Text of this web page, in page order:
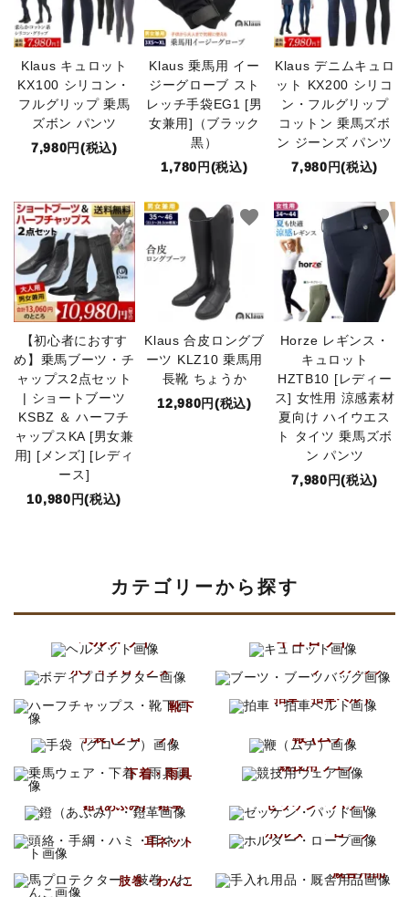
Klaus キュロット
KX100 シリコン・
フルグリップ 乗馬
ズボン パンツ
7,980円(税込)
Klaus 乗馬用 イー
ジーグローブ スト
レッチ手袋EG1 [男
女兼用]（ブラック
黒）
1,780円(税込)
Klaus デニムキュロ
ット KX200 シリコ
ン・フルグリップ
コットン 乗馬ズボ
ン ジーンズ パンツ
7,980円(税込)
【初心者におすす
め】乗馬ブーツ・チ
ャップス2点セット
| ショートブーツ
KSBZ ＆ ハーフチ
ャップスKA [男女兼
用] [メンズ] [レディ
ース]
10,980円(税込)
favorite
Klaus 合皮ロングブ
ーツ KLZ10 乗馬用
長靴 ちょうか
12,980円(税込)
favorite
Horze レギンス・
キュロット
HZTB10 [レディー
ス] 女性用 涼感素材
夏向け ハイウエス
ト タイツ 乗馬ズボ
ン パンツ
7,980円(税込)
favorite
カテゴリーから探す
ヘルメット キュロット
ボディプロテクター
ブーツ
ブーツバッグ
靴下
拍車・拍車ベルト
手袋 (グローブ) 鞭 (ムチ)
下着・雨具
競技用ウェア
鐙 (あぶみ)・鐙革 ゼッケン・パッド
耳ネット
ホルター・ロープ
肢巻・わんこ
厩舎用品